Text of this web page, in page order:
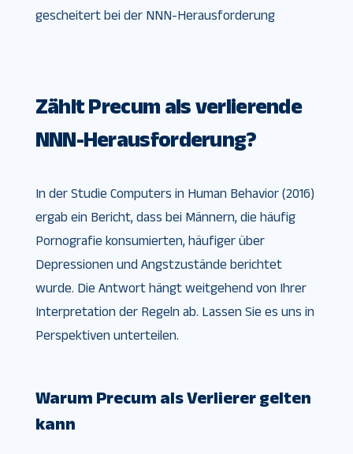
gescheitert bei der NNN-Herausforderung
Zählt Precum als verlierende
NNN-Herausforderung?
In der Studie Computers in Human Behavior (2016)
ergab ein Bericht, dass bei Männern, die häufig
Pornografie konsumierten, häufiger über
Depressionen und Angstzustände berichtet
wurde. Die Antwort hängt weitgehend von Ihrer
Interpretation der Regeln ab. Lassen Sie es uns in
Perspektiven unterteilen.
Warum Precum als Verlierer gelten
kann